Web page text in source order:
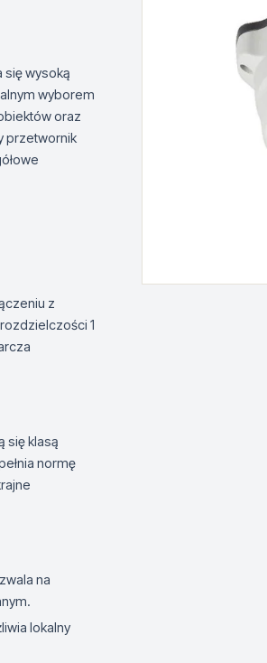
się wysoką
wyborem
oraz
przetwornik
z
1
się klasą
normę
na
lokalny